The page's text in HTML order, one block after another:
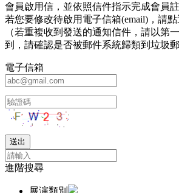
會員啟用信，並依照信件指示完成會員註
若您要修改待啟用電子信箱(email)，請點
（若重複收到發送的通知信件，請以第
到，請確認是否被郵件系統歸類到垃圾郵
電子信箱
進階搜尋
展演類別